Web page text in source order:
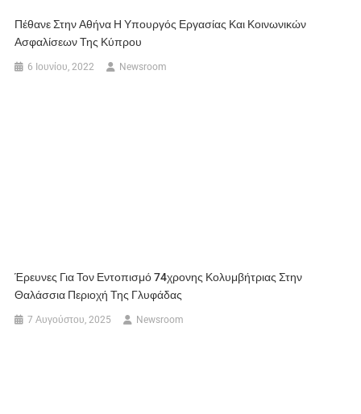
Πέθανε Στην Αθήνα Η Υπουργός Εργασίας Και Κοινωνικών
Ασφαλίσεων Της Κύπρου
6 Ιουνίου, 2022 Newsroom
Έρευνες Για Τον Εντοπισμό 74χρονης Κολυμβήτριας Στην
Θαλάσσια Περιοχή Της Γλυφάδας
7 Αυγούστου, 2025 Newsroom